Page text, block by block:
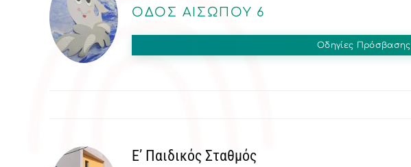
ΟΔΌΣ ΑΙΣΏΠΟΥ 6
Οδηγίες Πρόσβασης
Ε’ Παιδικός Σταθμός